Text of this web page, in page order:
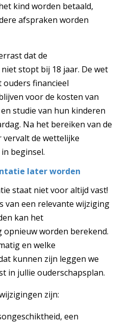
kind worden betaald,
afspraken worden
dat de
stopt bij 18 jaar. De wet
ouders financieel
voor de kosten van
studie van hun kinderen
Na het bereiken van de
vervalt de wettelijke
beginsel.
later worden
staat niet voor altijd vast!
van een relevante wijziging
kan het
worden berekend.
en welke
kunnen zijn leggen we
in jullie ouderschapsplan.
zijn:
een